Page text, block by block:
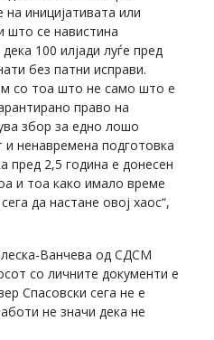
иницијативата или
што се навистина
100 илјади луѓе пред
без патни исправи.
со тоа што не само што е
право на
збор за едно лошо
ненавремена подготовка
пред 2,5 година е донесен
и тоа како имало време
да настане овој хаос“,
Ванчева од СДСМ
со личните документи е
Спасовски сега не е
не значи дека не